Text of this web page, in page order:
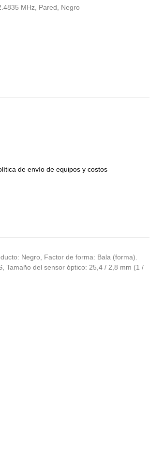
MHz, Pared, Negro
de envío de equipos y costos
Negro, Factor de forma: Bala (forma).
Tamaño del sensor óptico: 25,4 / 2,8 mm (1 /